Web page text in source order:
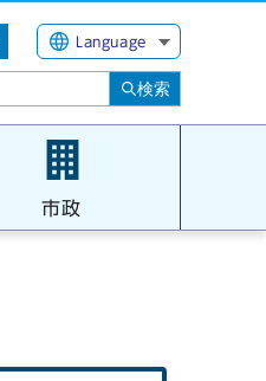
Language
検索
市政